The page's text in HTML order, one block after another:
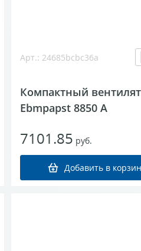
Арт.: 24685bcbc36a
Компактный
Ebmpapst 8850 A
7101.85 руб.
Добавить в